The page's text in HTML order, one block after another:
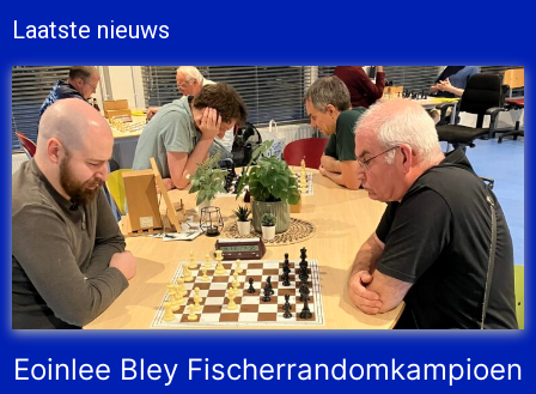
Laatste nieuws
Eoinlee Bley Fischerrandomkampioen